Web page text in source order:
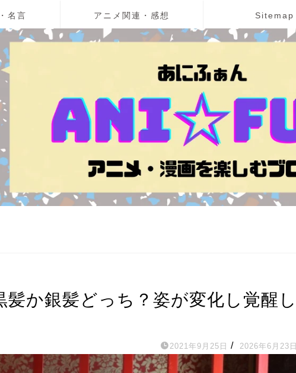
名言 アニメ関連・感想 Sitemap
髪か銀髪どっち？姿が変化し覚醒し
2021年9月25日 / 2026年6月23日